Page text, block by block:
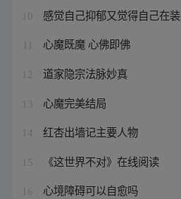
10 感觉自己抑郁又觉得自己在装
心魔既魔 心佛即佛
12 道家隐宗法脉妙真
13 心魔完美结局
14 红杏出墙记主要人物
15 《这世界不对》在线阅读
16 心境障碍可以自愈吗